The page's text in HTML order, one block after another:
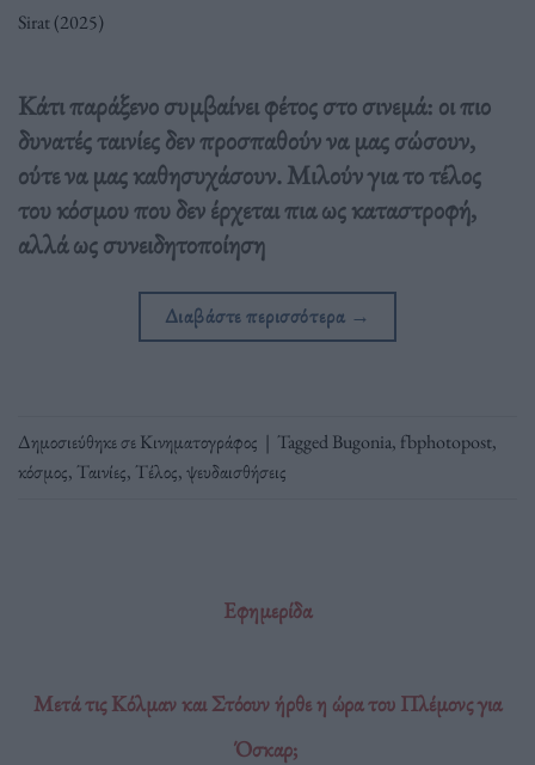
Sirat (2025)
Κάτι παράξενο συμβαίνει φέτος στο σινεμά: οι πιο
δυνατές ταινίες δεν προσπαθούν να μας σώσουν,
ούτε να μας καθησυχάσουν. Μιλούν για το τέλος
του κόσμου που δεν έρχεται πια ως καταστροφή,
αλλά ως συνειδητοποίηση
Διαβάστε περισσότερα →
Δημοσιεύθηκε σεΚινηματογράφος | TaggedBugonia, fbphotopost,
κόσμος, Ταινίες, Τέλος,ψευδαισθήσεις
Εφημερίδα
Μετά τις Κόλμαν και Στόουν ήρθε η ώρα του Πλέμονς για
Όσκαρ;